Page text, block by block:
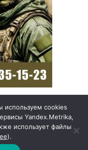
не с боли:
первый
болезни
используем cookies
Yandex.Metrika,
использует файлы
).